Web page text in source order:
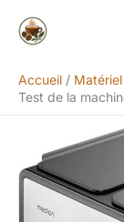
Accueil
Test de la